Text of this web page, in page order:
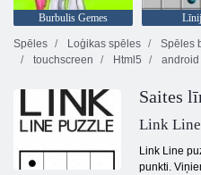
Burbulis Gemes
Spēles
Loģikas spēles Spēles
touchscreen
Html5 android
Saites
Link
Link Line
punkti.